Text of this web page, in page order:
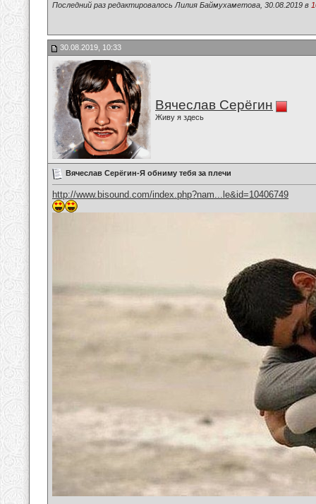
Последний раз редактировалось Лилия Баймухаметова, 30.08.2019 в
30.08.2019, 10:33
Вячеслав Серёгин
Живу я здесь
Вячеслав Серёгин-Я обниму тебя за плечи
http://www.bisound.com/index.php?nam...le&id=10406749